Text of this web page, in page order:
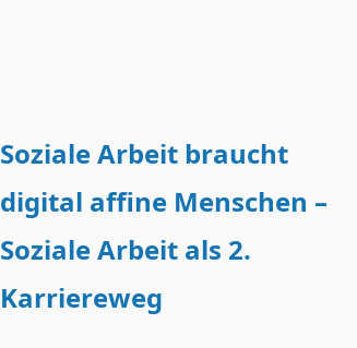
Soziale Arbeit braucht
digital affine Menschen –
Soziale Arbeit als 2.
Karriereweg